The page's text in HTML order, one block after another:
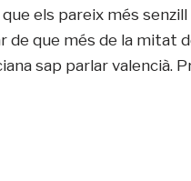
els pareix més
de que més de la mitat
sap parlar valencià.